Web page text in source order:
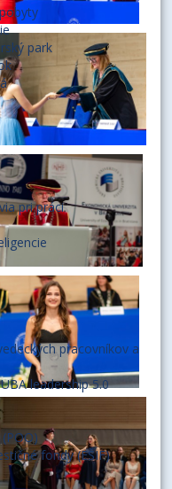
park
pri práci
pracovníkov a
leadership 5.0
fondy (EŠIF)